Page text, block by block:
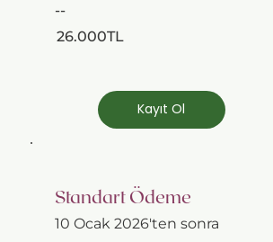
--
26.000TL
Kayıt Ol
Standart Ödeme
10 Ocak 2026'ten sonra